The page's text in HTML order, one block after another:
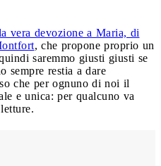
vera devozione a Maria, di
, che propone proprio un
saremmo giusti giusti se
sempre restia a dare
che per ognuno di noi il
e unica: per qualcuno va